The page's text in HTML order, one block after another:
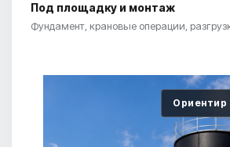
Под площадку и монтаж
Фундамент, крановые операции,
Ориентир